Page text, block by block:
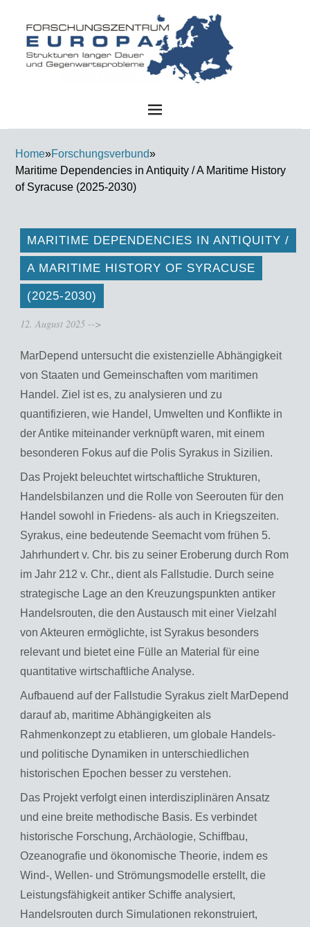
Home»Forschungsverbund»
Maritime Dependencies in Antiquity / A Maritime History
of Syracuse (2025-2030)
MARITIME DEPENDENCIES IN ANTIQUITY /
A MARITIME HISTORY OF SYRACUSE
(2025-2030)
12. August 2025 -->
MarDepend untersucht die existenzielle Abhängigkeit
von Staaten und Gemeinschaften vom maritimen
Handel. Ziel ist es, zu analysieren und zu
quantifizieren, wie Handel, Umwelten und Konflikte in
der Antike miteinander verknüpft waren, mit einem
besonderen Fokus auf die Polis Syrakus in Sizilien.
Das Projekt beleuchtet wirtschaftliche Strukturen,
Handelsbilanzen und die Rolle von Seerouten für den
Handel sowohl in Friedens- als auch in Kriegszeiten.
Syrakus, eine bedeutende Seemacht vom frühen 5.
Jahrhundert v. Chr. bis zu seiner Eroberung durch Rom
im Jahr 212 v. Chr., dient als Fallstudie. Durch seine
strategische Lage an den Kreuzungspunkten antiker
Handelsrouten, die den Austausch mit einer Vielzahl
von Akteuren ermöglichte, ist Syrakus besonders
relevant und bietet eine Fülle an Material für eine
quantitative wirtschaftliche Analyse.
Aufbauend auf der Fallstudie Syrakus zielt MarDepend
darauf ab, maritime Abhängigkeiten als
Rahmenkonzept zu etablieren, um globale Handels-
und politische Dynamiken in unterschiedlichen
historischen Epochen besser zu verstehen.
Das Projekt verfolgt einen interdisziplinären Ansatz
und eine breite methodische Basis. Es verbindet
historische Forschung, Archäologie, Schiffbau,
Ozeanografie und ökonomische Theorie, indem es
Wind-, Wellen- und Strömungsmodelle erstellt, die
Leistungsfähigkeit antiker Schiffe analysiert,
Handelsrouten durch Simulationen rekonstruiert,